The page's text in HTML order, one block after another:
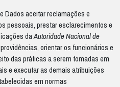
Dados aceitar reclamações e
pessoais, prestar esclarecimentos e
daAutoridade Nacional de
orientar os funcionários e
das práticas a serem tomadas em
e executar as demais atribuições
em normas